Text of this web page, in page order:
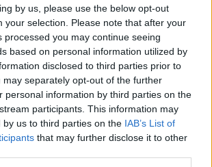
by us, please use the below opt-out
your selection. Please note that after your
processed you may continue seeing
based on personal information utilized by
disclosed to third parties prior to
may separately opt-out of the further
personal information by third parties on the
participants. This information may
by us to third parties on the IAB’s List of
that may further disclose it to other